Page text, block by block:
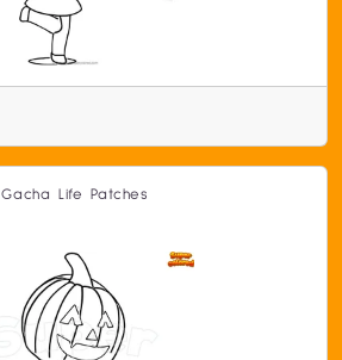
Gacha Life Patches